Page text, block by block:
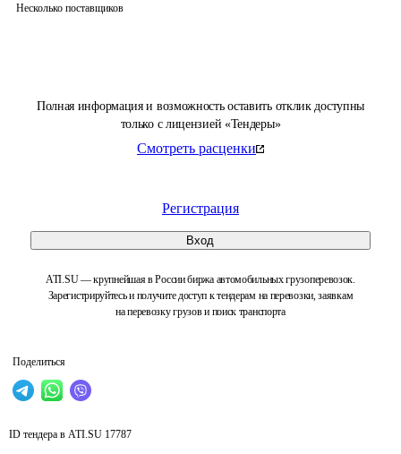
Полная информация и возможность оставить отклик доступны
только с лицензией «Тендеры»
Смотреть расценки
Регистрация
Вход
ATI.SU — крупнейшая в России биржа автомобильных грузоперевозок.
Зарегистрируйтесь и получите доступ к тендерам на перевозки, заявкам
на перевозку грузов и поиск транспорта
Поделиться
Несколько поставщиков
ID тендера в ATI.SU 17787